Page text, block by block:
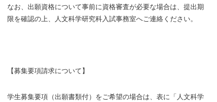
なお、出願資格について事前に資格審査が必要な場合は、提出期
限を確認の上、人文科学研究科入試事務室へご連絡ください。
【募集要項請求について】
学生募集要項（出願書類付）をご希望の場合は、表に「人文科学